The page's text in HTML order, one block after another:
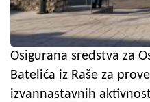
Osigurana sredstva za
Batelića iz Raše za
izvannastavnih